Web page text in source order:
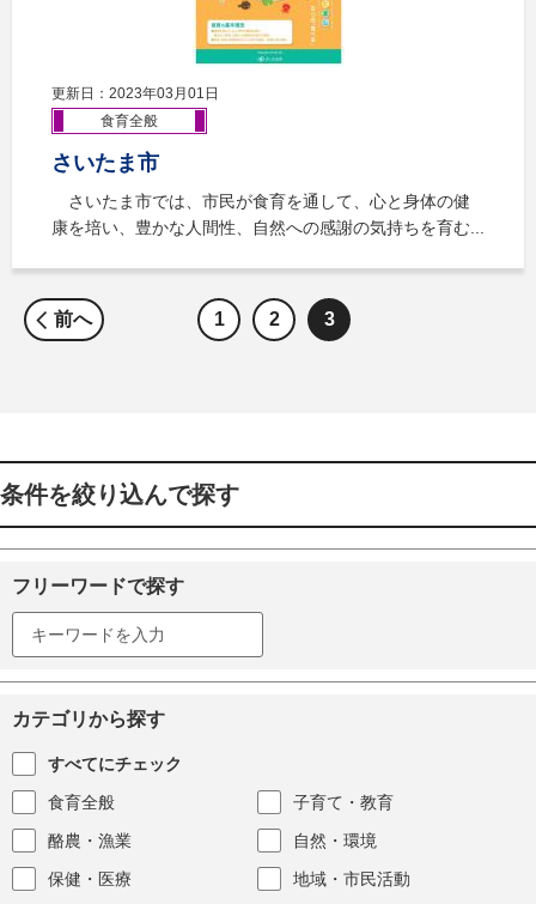
更新日：2023年03月01日
食育全般
さいたま市
さいたま市では、市民が食育を通して、心と身体の健
康を培い、豊かな人間性、自然への感謝の気持ちを育む...
前へ 1 2 3
条件を絞り込んで探す
フリーワードで探す
カテゴリから探す
すべてにチェック
食育全般
子育て・教育
酪農・漁業
自然・環境
保健・医療
地域・市民活動